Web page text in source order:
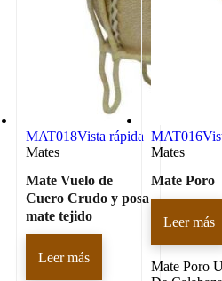
MAT018Vista rápida
Mates
Mate Vuelo de
Cuero Crudo y posa
mate tejido
Leer más
MAT016
Mates
Mate Poro
Leer más
Mate Poro